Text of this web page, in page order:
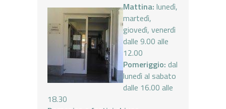
Mattina: lunedì,
martedì,
giovedì, venerdì
dalle 9.00 alle
12.00
Pomeriggio: dal
lunedì al sabato
dalle 16.00 alle
18.30